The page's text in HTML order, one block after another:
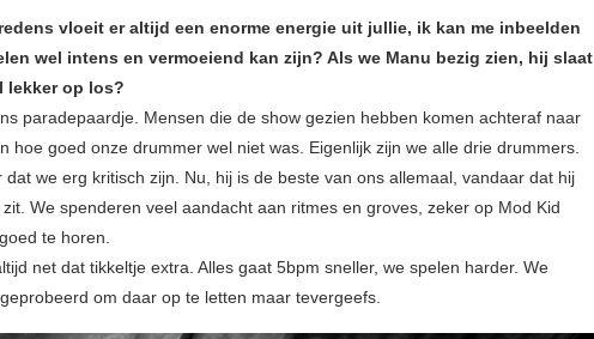
vloeit er altijd een enorme energie uit jullie, ik kan me inbeelden
wel intens en vermoeiend kan zijn? Als we Manu bezig zien, hij slaat
lekker op los?
paradepaardje. Mensen die de show gezien hebben komen achteraf naar
hoe goed onze drummer wel niet was. Eigenlijk zijn we alle drie drummers.
dat we erg kritisch zijn. Nu, hij is de beste van ons allemaal, vandaar dat hij
We spenderen veel aandacht aan ritmes en groves, zeker op Mod Kid
te horen.
net dat tikkeltje extra. Alles gaat 5bpm sneller, we spelen harder. We
om daar op te letten maar tevergeefs.